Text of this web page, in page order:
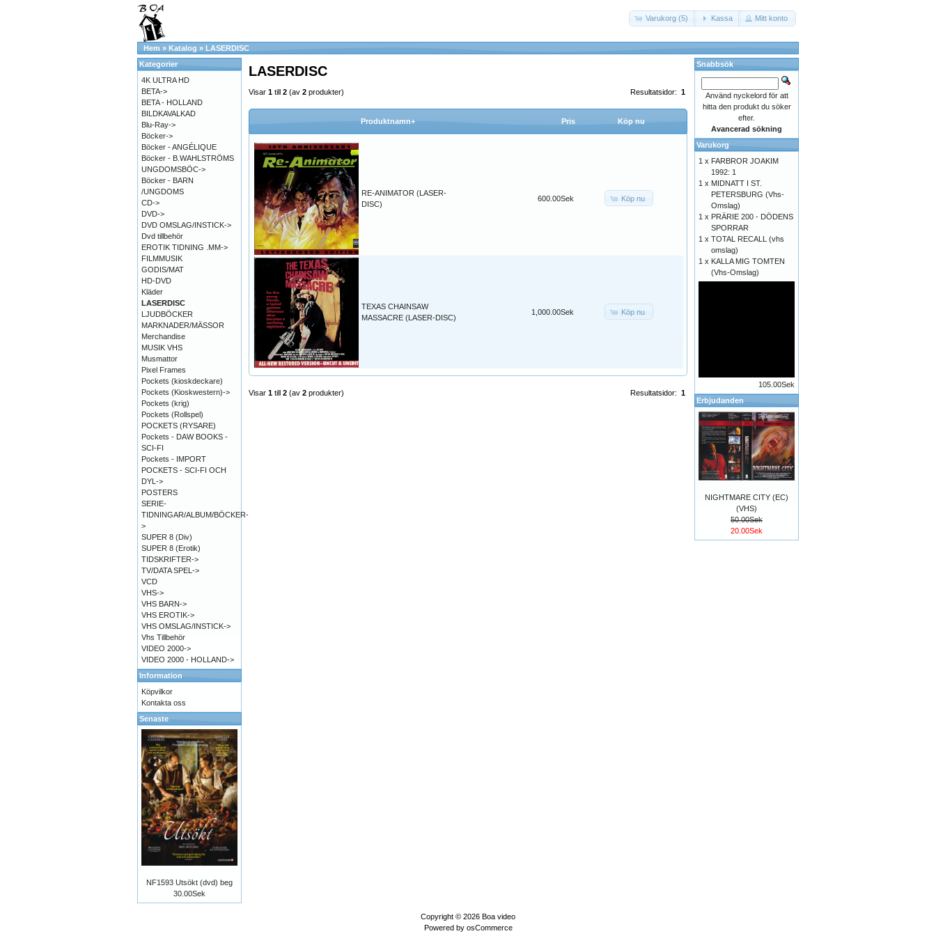
Varukorg (5) Kassa Mitt konto
Hem » Katalog » LASERDISC
LASERDISC
Resultatsidor: 1
Visar 1 till 2 (av 2 produkter)
Produktnamn+ Pris Köp nu
RE-ANIMATOR (LASER-
DISC)
600.00Sek Köp nu
TEXAS CHAINSAW
MASSACRE (LASER-DISC)
1,000.00Sek Köp nu
Resultatsidor: 1
Visar 1 till 2 (av 2 produkter)
Kategorier
4K ULTRA HD
BETA->
BETA - HOLLAND
BILDKAVALKAD
Blu-Ray->
Böcker->
Böcker - ANGÉLIQUE
Böcker - B.WAHLSTRÖMS
UNGDOMSBÖC->
Böcker - BARN
/UNGDOMS
CD->
DVD->
DVD OMSLAG/INSTICK->
Dvd tillbehör
EROTIK TIDNING .MM->
FILMMUSIK
GODIS/MAT
HD-DVD
Kläder
LASERDISC
LJUDBÖCKER
MARKNADER/MÄSSOR
Merchandise
MUSIK VHS
Musmattor
Pixel Frames
Pockets (kioskdeckare)
Pockets (Kioskwestern)->
Pockets (krig)
Pockets (Rollspel)
POCKETS (RYSARE)
Pockets - DAW BOOKS -
SCI-FI
Pockets - IMPORT
POCKETS - SCI-FI OCH
DYL->
POSTERS
SERIE-
TIDNINGAR/ALBUM/BÖCKER-
>
SUPER 8 (Div)
SUPER 8 (Erotik)
TIDSKRIFTER->
TV/DATA SPEL->
VCD
VHS->
VHS BARN->
VHS EROTIK->
VHS OMSLAG/INSTICK->
Vhs Tillbehör
VIDEO 2000->
VIDEO 2000 - HOLLAND->
Information
Köpvilkor
Kontakta oss
Senaste
NF1593 Utsökt (dvd) beg
30.00Sek
Snabbsök
Använd nyckelord för att
hitta den produkt du söker
efter.
Avancerad sökning
Varukorg
1 x FARBROR JOAKIM
1992: 1
1 x MIDNATT I ST.
PETERSBURG (Vhs-
Omslag)
1 x PRÄRIE 200 - DÖDENS
SPORRAR
1 x TOTAL RECALL (vhs
omslag)
1 x KALLA MIG TOMTEN
(Vhs-Omslag)
105.00Sek
Erbjudanden
NIGHTMARE CITY (EC)
(VHS)
50.00Sek
20.00Sek
Copyright © 2026 Boa video
Powered by osCommerce